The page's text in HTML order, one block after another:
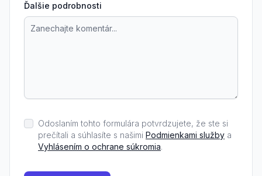
Ďalšie podrobnosti
Odoslaním tohto formulára potvrdzujete, že ste si
prečítali a súhlasíte s našimi Podmienkami služby a
Vyhlásením o ochrane súkromia.